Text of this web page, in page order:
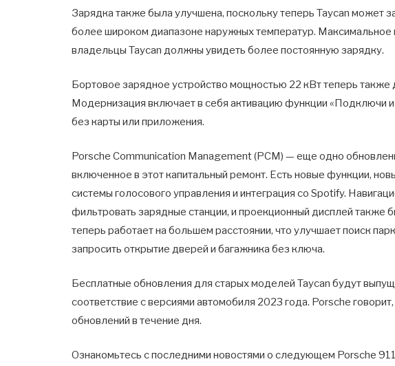
Зарядка также была улучшена, поскольку теперь Taycan может
более широком диапазоне наружных температур. Максимальное
владельцы Taycan должны увидеть более постоянную зарядку.
Бортовое зарядное устройство мощностью 22 кВт теперь также
Модернизация включает в себя активацию функции «Подключи
без карты или приложения.
Porsche Communication Management (PCM) — еще одно
включенное в этот капитальный ремонт. Есть новые функции,
системы голосового управления и интеграция со Spotify.
фильтровать зарядные станции, и проекционный дисплей также
теперь работает на большем расстоянии, что улучшает поиск
запросить открытие дверей и багажника без ключа.
Бесплатные обновления для старых моделей Taycan будут
соответствие с версиями автомобиля 2023 года. Porsche
обновлений в течение дня.
Ознакомьтесь с последними новостями о следующем Porsche 911